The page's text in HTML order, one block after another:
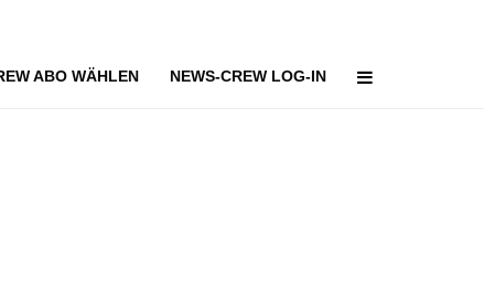
ABO WÄHLEN NEWS-CREW LOG-IN